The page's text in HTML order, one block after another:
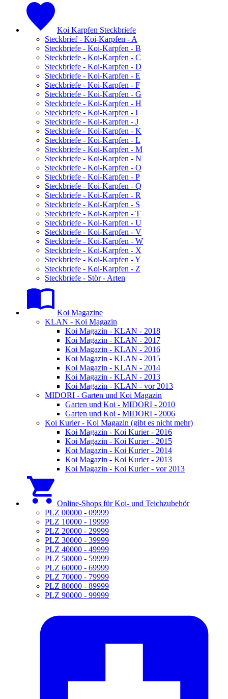
Koi Karpfen Steckbriefe
Steckbrief - Koi-Karpfen - A
Steckbriefe - Koi-Karpfen - B
Steckbriefe - Koi-Karpfen - C
Steckbriefe - Koi-Karpfen - D
Steckbriefe - Koi-Karpfen - E
Steckbriefe - Koi-Karpfen - F
Steckbriefe - Koi-Karpfen - G
Steckbriefe - Koi-Karpfen - H
Steckbriefe - Koi-Karpfen - I
Steckbriefe - Koi-Karpfen - J
Steckbriefe - Koi-Karpfen - K
Steckbriefe - Koi-Karpfen - L
Steckbriefe - Koi-Karpfen - M
Steckbriefe - Koi-Karpfen - N
Steckbriefe - Koi-Karpfen - O
Steckbriefe - Koi-Karpfen - P
Steckbriefe - Koi-Karpfen - Q
Steckbriefe - Koi-Karpfen - R
Steckbriefe - Koi-Karpfen - S
Steckbriefe - Koi-Karpfen - T
Steckbriefe - Koi-Karpfen - U
Steckbriefe - Koi-Karpfen - V
Steckbriefe - Koi-Karpfen - W
Steckbriefe - Koi-Karpfen - X
Steckbriefe - Koi-Karpfen - Y
Steckbriefe - Koi-Karpfen - Z
Steckbriefe - Stör - Arten
Koi Magazine
KLAN - Koi Magazin
Koi Magazin - KLAN - 2018
Koi Magazin - KLAN - 2017
Koi Magazin - KLAN - 2016
Koi Magazin - KLAN - 2015
Koi Magazin - KLAN - 2014
Koi Magazin - KLAN - 2013
Koi Magazin - KLAN - vor 2013
MIDORI - Garten und Koi Magazin
Garten und Koi - MIDORI - 2010
Garten und Koi - MIDORI - 2006
Koi Kurier - Koi Magazin (gibt es nicht mehr)
Koi Magazin - Koi Kurier - 2016
Koi Magazin - Koi Kurier - 2015
Koi Magazin - Koi Kurier - 2014
Koi Magazin - Koi Kurier - 2013
Koi Magazin - Koi Kurier - vor 2013
Online-Shops für Koi- und Teichzubehör
PLZ 00000 - 09999
PLZ 10000 - 19999
PLZ 20000 - 29999
PLZ 30000 - 39999
PLZ 40000 - 49999
PLZ 50000 - 59999
PLZ 60000 - 69999
PLZ 70000 - 79999
PLZ 80000 - 89999
PLZ 90000 - 99999